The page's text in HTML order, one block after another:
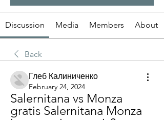
Discussion Media Members About
Back
Глеб Калиниченко
February 24, 2024
Salernitana vs Monza
gratis Salernitana Monza